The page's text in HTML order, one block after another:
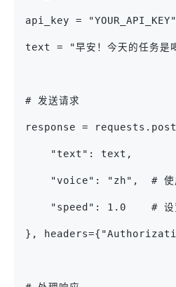
api_key =
text = "早安！今天的任务是
# 发送请求
response =
    "text": text,
"voice": "zh",  # 使
"speed": 1.0    # 设
},